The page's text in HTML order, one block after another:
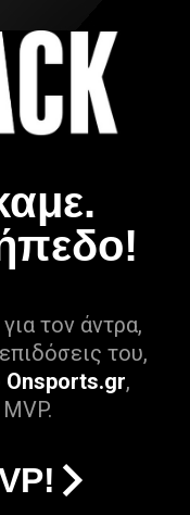
τον άντρα,
του,
Onsports.gr,